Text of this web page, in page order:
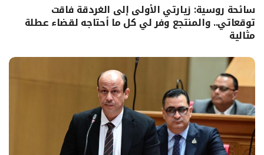
سائحة روسية: زيارتي الأولى إلى الغردقة فاقت
توقعاتي.. والمنتجع وفر لي كل ما أحتاجه لقضاء عطلة
مثالية